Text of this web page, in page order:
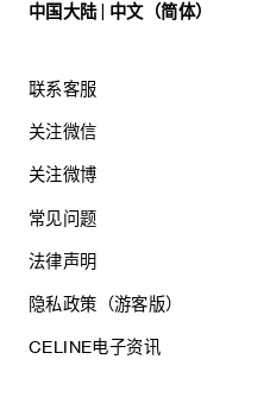
中国大陆 | 中文（简体）
联系客服
关注微信
关注微博
常见问题
法律声明
隐私政策（游客版）
CELINE电子资讯